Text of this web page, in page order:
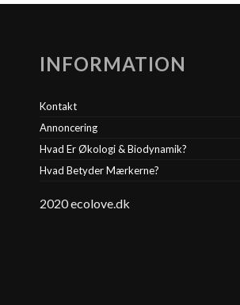
INFORMATION
Kontakt
Annoncering
Hvad Er Økologi & Biodynamik?
Hvad Betyder Mærkerne?
2020 ecolove.dk